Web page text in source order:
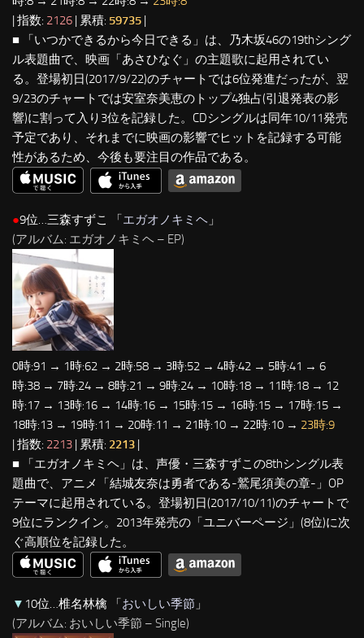
| 指数: 2126 | 累積: 59735
■ 「いつかできるから今日できる」は、乃木坂46の19thシング
ル表題曲で、映画「あさひなぐ」の主題歌に起用されてい
る。登場初日(2017/9/22)のチャートでは6位発進だったが、翌
9/23のチャートでは安室奈美恵のトップ4独占(引退発表の影
響)に割って入り3位を記録した。CDシングルは同年10/11発売
予定であり、それまでに映画の影響でヒットを記録する可能
性があるため、今後も要注目の作品である。
●9位…三森すずこ 「エガオノキミヘ 」
(アルバム: エガオノキミヘ – EP)
0時:91 → 1時:62 → 2時:58 → 3時:52 → 4時:42 → 5時:41 → 6
時:38 → 7時:24 → 8時:21 → 9時:24 → 10時:18 → 11時:18 → 12
時:17 → 13時:16 → 14時:16 → 15時:15 → 16時:15 → 17時:15 →
18時:13 → 19時:11 → 20時:11 → 21時:10 → 22時:10 → 23時:9
| 指数: 2213 | 累積: 2213 |
■ 「エガオノキミヘ」は、声優・三森すずこの8thシングル表
題曲で、アニメ「結城友奈は勇者である-鷲尾須美の章-」OP
テーマに起用されている。登場初日(2017/10/11)のチャートで
9位にランクイン。2013年発売の「ユニバーページ」(8位)に次
ぐ高順位を記録した。
▼ 10位…椎名林檎 「おいしい季節 」
(アルバム: おいしい季節 – Single)